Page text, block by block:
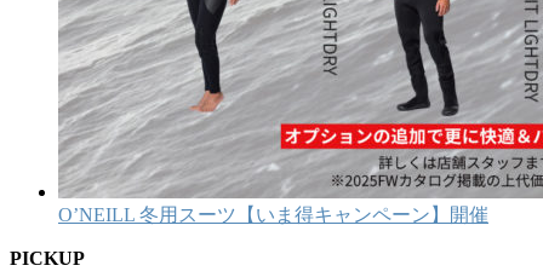
O’NEILL 冬用スーツ【いま得キャンペーン】開催
PICKUP